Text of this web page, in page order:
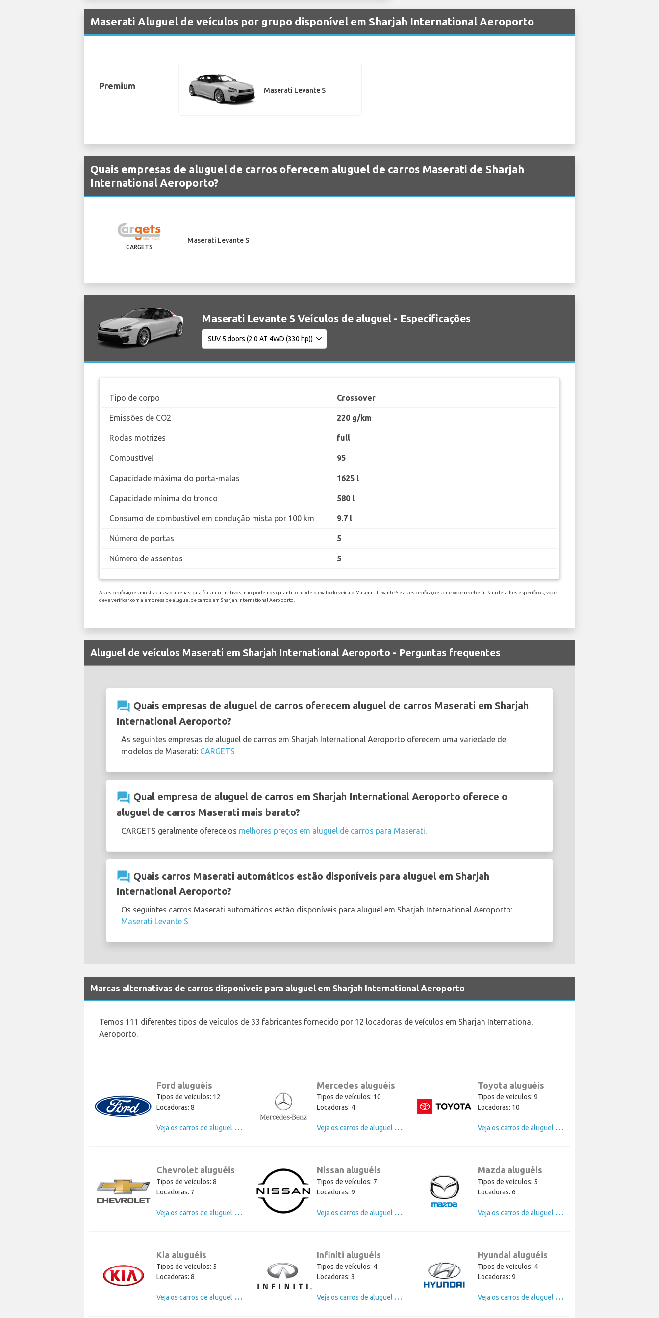
Maserati Aluguel de veículos por grupo disponível em Sharjah International Aeroporto
Premium Maserati Levante S
Quais empresas de aluguel de carros oferecem aluguel de carros Maserati de Sharjah
International Aeroporto?
CARGETS
Maserati Levante S
Maserati Levante S Veículos de aluguel - Especificações
Tipo de corpo Crossover
Emissões de CO2 220 g/km
Rodas motrizes full
Combustível 95
Capacidade máxima do porta-malas 1625 l
Capacidade mínima do tronco 580 l
Consumo de combustível em condução mista por 100 km 9.7 l
Número de portas 5
Número de assentos 5
As especificações mostradas são apenas para fins informativos, não podemos garantir o modelo exato do veículo Maserati Levante S e as especificações que você receberá. Para detalhes específicos, você
deve verificar com a empresa de aluguel de carros em Sharjah International Aeroporto.
Aluguel de veículos Maserati em Sharjah International Aeroporto - Perguntas frequentes
question_answer Quais empresas de aluguel de carros oferecem aluguel de carros Maserati em Sharjah
International Aeroporto?
As seguintes empresas de aluguel de carros em Sharjah International Aeroporto oferecem uma variedade de
modelos de Maserati: CARGETS
question_answer Qual empresa de aluguel de carros em Sharjah International Aeroporto oferece o
aluguel de carros Maserati mais barato?
CARGETS geralmente oferece os melhores preços em aluguel de carros para Maserati
question_answer Quais carros Maserati automáticos estão disponíveis para aluguel em Sharjah
International Aeroporto?
Os seguintes carros Maserati automáticos estão disponíveis para aluguel em Sharjah International Aeroporto:
Maserati Levante S
Marcas alternativas de carros disponíveis para aluguel em Sharjah International Aeroporto
Temos 111 diferentes tipos de veículos de 33 fabricantes fornecido por 12 locadoras de veículos em Sharjah International
Aeroporto.
Ford aluguéis
Tipos de veículos: 12
Locadoras: 8
V
eja os carros de aluguel de Ford
Mercedes aluguéis
Tipos de veículos: 10
Locadoras: 4
V
eja os carros de aluguel de Mercedes
Toyota aluguéis
Tipos de veículos: 9
Locadoras: 10
V
eja os carros de aluguel de Toyota
Chevrolet aluguéis
Tipos de veículos: 8
Locadoras: 7
V
eja os carros de aluguel de Chevrolet
Nissan aluguéis
Tipos de veículos: 7
Locadoras: 9
V
eja os carros de aluguel de Nissan
Mazda aluguéis
Tipos de veículos: 5
Locadoras: 6
V
eja os carros de aluguel de Mazda
Kia aluguéis
Tipos de veículos: 5
Locadoras: 8
V
eja os carros de aluguel de Kia
Infiniti aluguéis
Tipos de veículos: 4
Locadoras: 3
V
eja os carros de aluguel de Infiniti
Hyundai aluguéis
Tipos de veículos: 4
Locadoras: 9
V
eja os carros de aluguel de Hyundai